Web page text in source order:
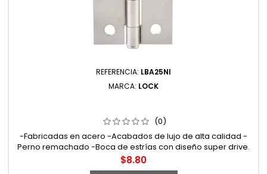
REFERENCIA: LBA25NI
MARCA: LOCK
(0)
-Fabricadas en acero -Acabados de lujo de alta calidad -
Perno remachado -Boca de estrías con diseño super drive.
Cuerpo ovalado para un agarre más cómodo
Precio
$8.80